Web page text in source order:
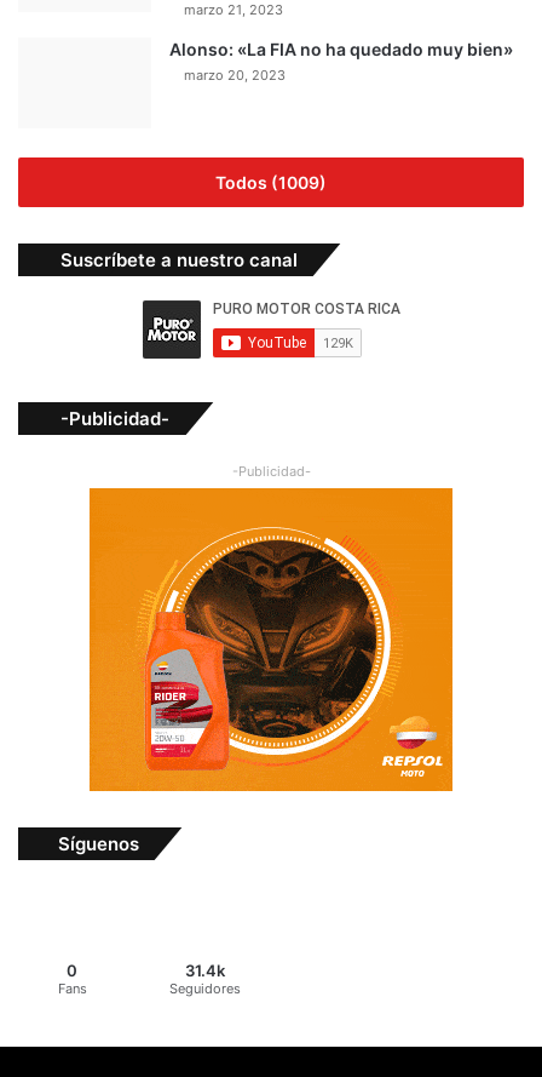
marzo 21, 2023
Alonso: «La FIA no ha quedado muy bien»
marzo 20, 2023
Todos (1009)
Suscríbete a nuestro canal
-Publicidad-
-Publicidad-
Síguenos
0
Fans
31.4k
Seguidores